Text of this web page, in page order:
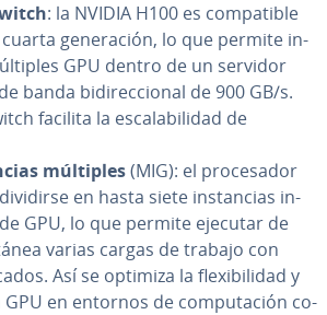
: la NVIDIA H100 es co­m­pa­ti­ble
cuarta ge­ne­ra­ción, lo que permite in­
GPU dentro de un servidor
banda bi­di­re­c­cio­nal de 900 GB/s.
facilita la es­ca­la­bi­li­dad de
múltiples(MIG): el pro­ce­sa­dor
en hasta siete in­s­ta­n­cias in­
GPU, lo que permite ejecutar de
varias cargas de trabajo con
Así se optimiza la fle­xi­bi­li­dad y
GPU en entornos de co­mpu­tación co­